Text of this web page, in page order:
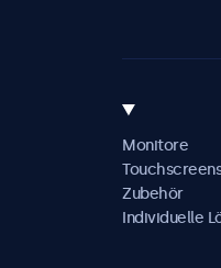
Monitore
Touchscreens
Zubehör
Individuelle